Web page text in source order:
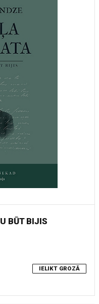
BŪT BIJIS
IELIKT GROZĀ